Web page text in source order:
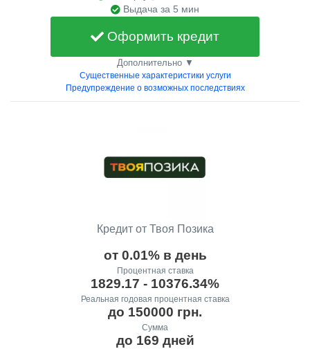
Выдача за 5 мин
Оформить кредит
Дополнительно ▼
Существенные характеристики услуги
Предупреждение о возможных последствиях
Кредит от Твоя Позика
от 0.01% в день
Процентная ставка
1829.17 - 10376.34%
Реальная годовая процентная ставка
до 150000 грн.
Сумма
до 169 дней